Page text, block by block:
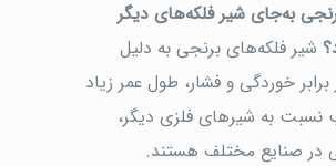
به‌جای شیر فلکه‌های دیگر
شیر فلکه‌های برنجی به دلیل
خوردگی و فشار، طول عمر زیاد
به شیرهای فلزی دیگر،
در صنایع مختلف هستند.